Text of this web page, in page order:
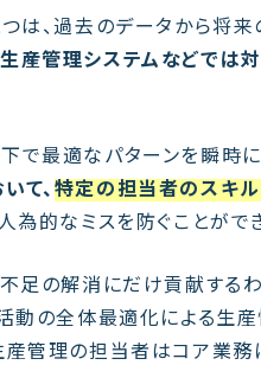
は、過去のデータから将
産管理システムなどでは
で最適なパターンを瞬時に
て、 特定の担当者のスキ
為的なミスを防ぐことが
足の解消にだけ貢献する
動の全体最適化による生
産管理の担当者はコア業